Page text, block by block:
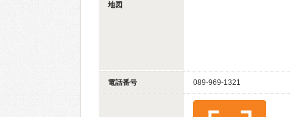
地図
電話番号 089-969-1321